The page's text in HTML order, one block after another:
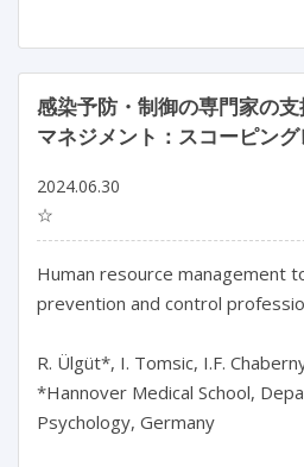
感染予防・制御の専門家の
マネジメント：スコーピン
2024.06.30
☆
Human resource management
prevention and control
R. Ülgüt*, I. Tomsic, I.F.
*Hannover Medical School,
Psychology, Germany